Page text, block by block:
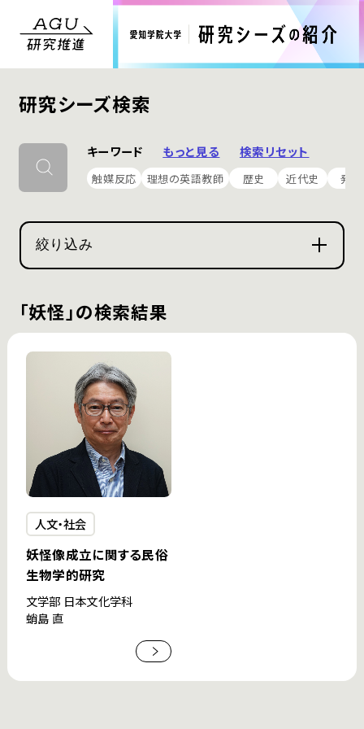
研究シーズ検索
キーワード もっと見る 検索リセット
触媒反応 理想の英語教師 歴史 近代史 発掘
絞り込み
「妖怪」の検索結果
人文・社会
妖怪像成立に関する民俗
生物学的研究
文学部 日本文化学科
蛸島 直